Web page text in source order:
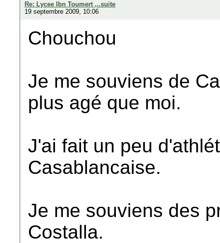
Re: Lycee Ibn Toumert ,..suite
19 septembre 2009, 10:06
Chouchou
Je me souviens de
plus agé que moi.
J'ai fait un peu
Casablancaise.
Je me souviens des
Costalla.